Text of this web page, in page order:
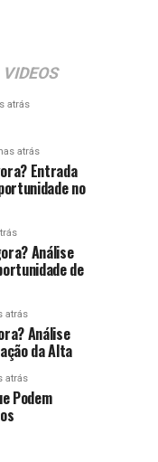
VIDEOS
atrás
atrás
Entrada
no
Análise
de
atrás
Análise
da Alta
atrás
Podem